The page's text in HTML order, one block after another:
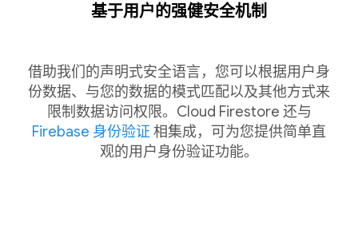
基于用户的强健安全机制
借助我们的声明式安全语言，您可以根据用户身
份数据、与您的数据的模式匹配以及其他方式来
限制数据访问权限。Cloud Firestore 还与
Firebase 身份验证 相集成，可为您提供简单直
观的用户身份验证功能。